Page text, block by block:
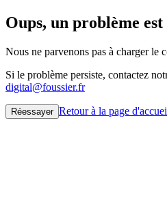
Oups, un problème
Nous ne parvenons pas à charger le
Si le problème persiste, contactez
digital@foussier.fr
Réessayer Retour à la page